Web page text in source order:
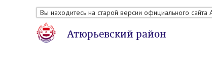
Вы находитесь на старой версии официального
Атюрьевский район